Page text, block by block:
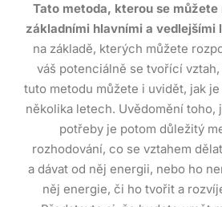
Tato metoda, kterou se
základními hlavními a vedlejšími
na základě, kterých můžete
váš potenciálně se tvořící
tuto metodu můžete i uvidět, jak
několika letech. Uvědomění toho,
potřeby je potom důležitý
rozhodování, co se vztahem
a dávat od něj energii, nebo ho
něj energie, či ho tvořit a